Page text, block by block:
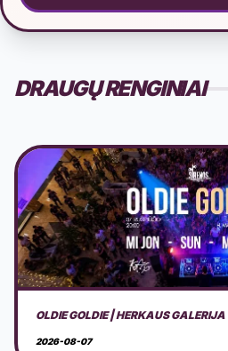
DRAUGŲ RENGINIAI
PERFORMANSAS - SAPNAS:
2026-08-07